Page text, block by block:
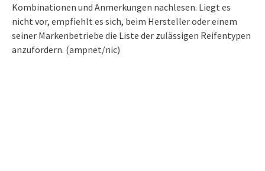
Kombinationen und Anmerkungen nachlesen. Liegt es
nicht vor, empfiehlt es sich, beim Hersteller oder einem
seiner Markenbetriebe die Liste der zulässigen Reifentypen
anzufordern. (ampnet/nic)